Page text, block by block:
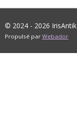
© 2024 - 2026 IrisAntik
Propulsé par Webador